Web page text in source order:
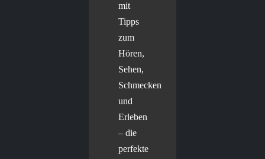
mit
Tipps
zum
Hören,
Sehen,
Schmecken
und
Erleben
– die
perfekte